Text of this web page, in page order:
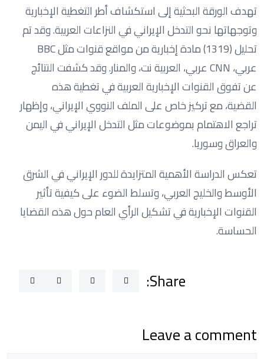
تهدف الورقة البحثية إلى استكشاف أطر التغطية الإخبارية
وتوجهاتها نحو التدخل الإيراني في النزاعات العربية. وقد تم
تحليل (1319) مادة إخبارية من مواقع قنوات مثل BBC
عربي، CNN عربي، العربية نت، والمنار. وقد كشفت النتائج
عن تفوق القنوات الإخبارية العربية في تغطية هذه
القضية، مع تركيز خاص على الملف النووي الإيراني، وإظهار
تراجع الاهتمام بموضوعات مثل التدخل الإيراني في اليمن
والعراق وسوريا.
تعكس الدراسة الأهمية المتزايدة للدور الإيراني في الشرق
الأوسط والخليج العربي، وتسلط الضوء على كيفية تأثير
القنوات الإخبارية في تشكيل الرأي العام حول هذه القضايا
الحساسة.
Share:
Leave a comment